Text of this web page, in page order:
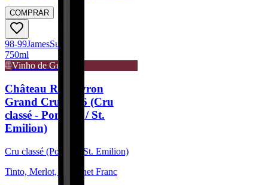
COMPRAR
98-99JamesSuckling
750ml
Vinho de Guarda
Château Rocheyron
Grand Cru 2016 (Cru
classé - Pomerol / St.
Emilion)
Cru classé (Pomerol/St. Emilion)
Tinto, Merlot, Cabernet Franc